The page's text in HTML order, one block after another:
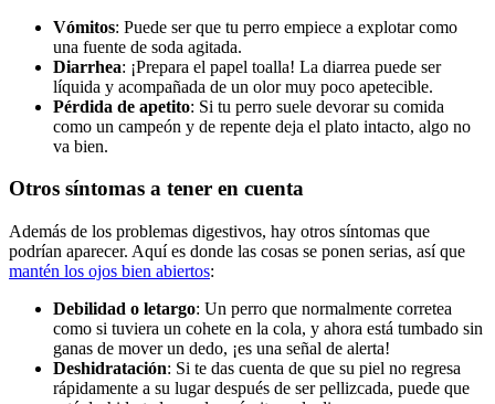
Vómitos: Puede ser que tu perro empiece a explotar como
una fuente de soda agitada.
Diarrhea: ¡Prepara el papel toalla! La diarrea puede ser
líquida y acompañada de un olor muy poco apetecible.
Pérdida de apetito: Si tu perro suele devorar su comida
como un campeón y de repente deja el plato intacto, algo no
va bien.
Otros síntomas a tener en cuenta
Además de los problemas digestivos, hay otros síntomas que
podrían aparecer. Aquí es donde las cosas se ponen serias, así que
mantén los ojos bien abiertos:
Debilidad o letargo: Un perro que normalmente corretea
como si tuviera un cohete en la cola, y ahora está tumbado sin
ganas de mover un dedo, ¡es una señal de alerta!
Deshidratación: Si te das cuenta de que su piel no regresa
rápidamente a su lugar después de ser pellizcada, puede que